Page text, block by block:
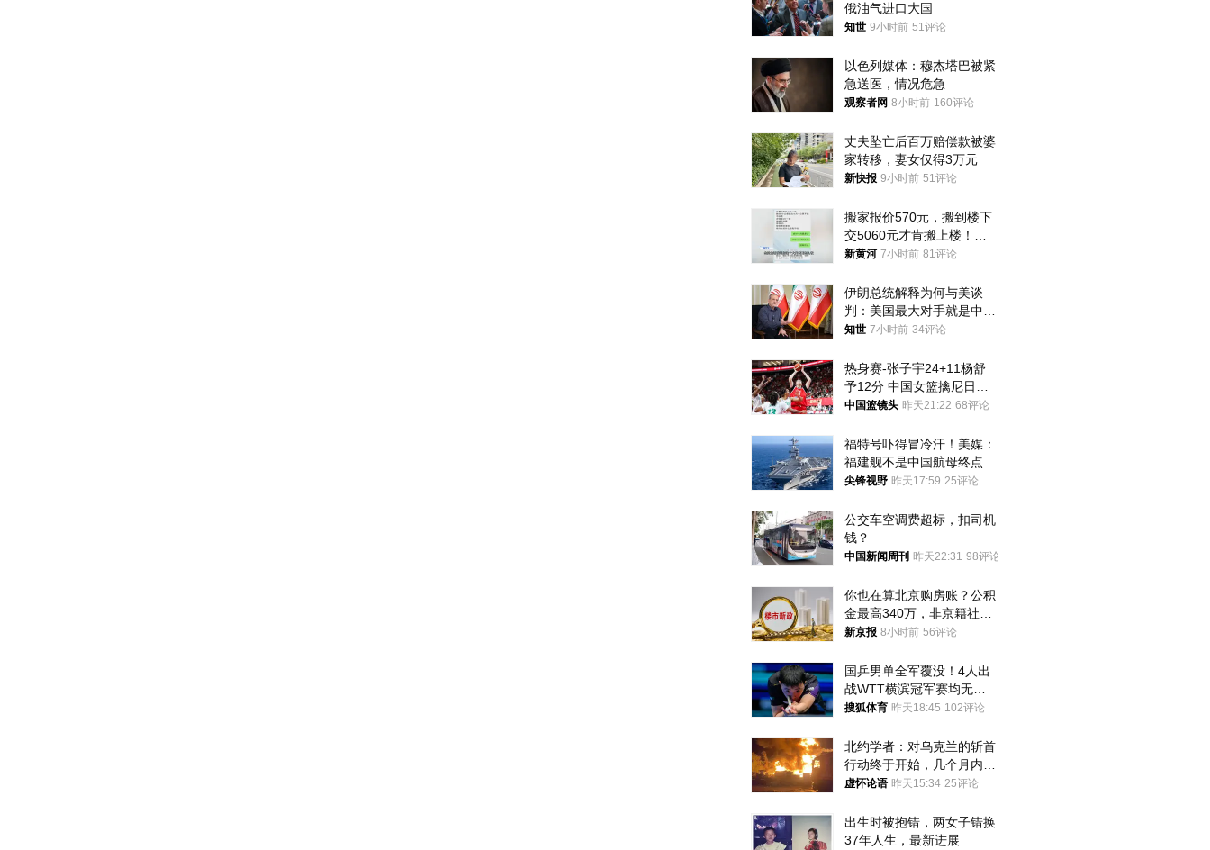
俄油气进口大国
知世 9小时前 51评论
以色列媒体：穆杰塔巴被紧
急送医，情况危急
观察者网 8小时前 160评论
丈夫坠亡后百万赔偿款被婆
家转移，妻女仅得3万元
新快报 9小时前 51评论
搬家报价570元，搬到楼下
交5060元才肯搬上楼！女
子傻眼了……
新黄河 7小时前 81评论
伊朗总统解释为何与美谈
判：美国最大对手就是中
国，但他们也在对话
知世 7小时前 34评论
热身赛-张子宇24+11杨舒
予12分 中国女篮擒尼日利
亚
中国篮镜头 昨天21:22 68评论
福特号吓得冒冷汗！美媒：
福建舰不是中国航母终点，
而是新起点！
尖锋视野 昨天17:59 25评论
公交车空调费超标，扣司机
钱？
中国新闻周刊 昨天22:31 98评论
你也在算北京购房账？公积
金最高340万，非京籍社保
1年
新京报 8小时前 56评论
国乒男单全军覆没！4人出
战WTT横滨冠军赛均无缘
八强
搜狐体育 昨天18:45 102评论
北约学者：对乌克兰的斩首
行动终于开始，几个月内乌
将投降
虚怀论语 昨天15:34 25评论
出生时被抱错，两女子错换
37年人生，最新进展